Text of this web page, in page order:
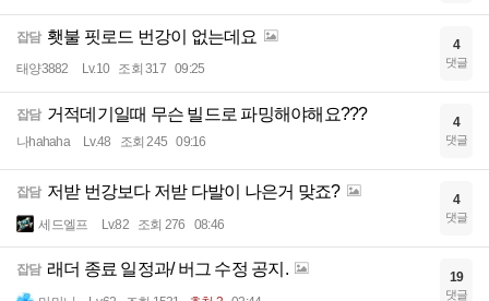
잡담 횃불 핏로드 번강이 없는데요
태양3882 Lv.10 조회 317 09:25
4
댓글
잡담 거적데기일때 무슨 빌드로 파밍해야해요???
나hahaha Lv.48 조회 245 09:16
4
댓글
잡담 저받 번강보다 저받 다발이 나은거 맞죠?
세드엘프 Lv.82 조회 276 08:46
4
댓글
잡담 래더 종료 일정과/ 버그 수정 공지. 19
댓글